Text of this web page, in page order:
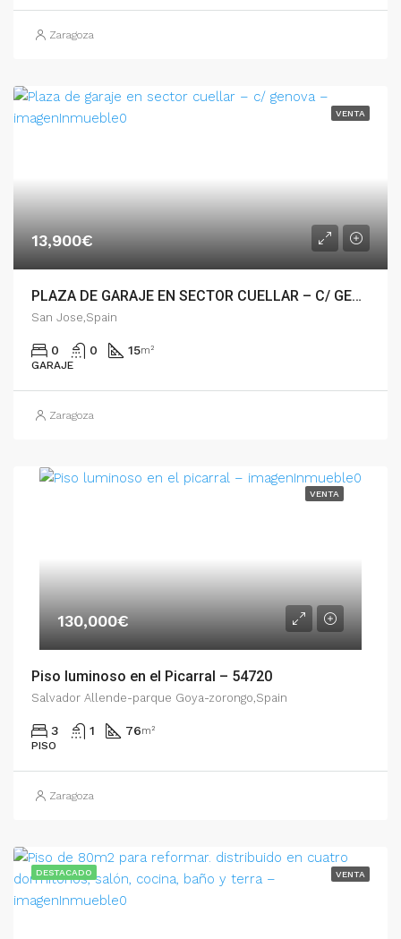
Zaragoza
VENTA
13,900€
PLAZA DE GARAJE EN SECTOR CUELLAR – C/ GENOVA – 51647
San Jose,Spain
0 0 15m²
GARAJE
Zaragoza
VENTA
130,000€
Piso luminoso en el Picarral – 54720
Salvador Allende-parque Goya-zorongo,Spain
3 1 76m²
PISO
Zaragoza
DESTACADO VENTA